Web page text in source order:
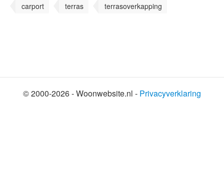
carport terras terrasoverkapping
© 2000-2026 - Woonwebsite.nl - Privacyverklaring